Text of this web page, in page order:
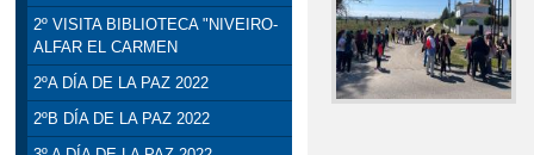
2º VISITA BIBLIOTECA "NIVEIRO-
ALFAR EL CARMEN
2ºA DÍA DE LA PAZ 2022
2ºB DÍA DE LA PAZ 2022